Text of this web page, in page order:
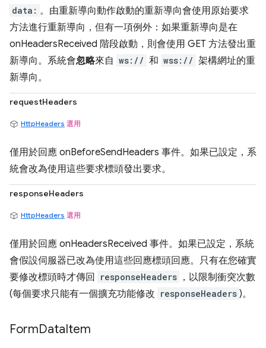
data: 。由重新導向動作啟動的重新導向會使用原始要求
方法進行重新導向，但有一項例外：如果重新導向是在
onHeadersReceived 階段啟動，則會使用 GET 方法發出重
新導向。系統會忽略來自 ws:// 和 wss:// 架構網址的重
新導向。
requestHeaders
HttpHeaders 選用
僅用於回應 onBeforeSendHeaders 事件。如果已設定，系
統會改為使用這些要求標頭發出要求。
responseHeaders
HttpHeaders 選用
僅用於回應 onHeadersReceived 事件。如果已設定，系統
會假設伺服器已改為使用這些回應標頭回應。只有在您確實
要修改標頭時才傳回
responseHeaders ，以限制衝突次數
(每個要求只能有一個擴充功能修改 responseHeaders )。
FormDataItem